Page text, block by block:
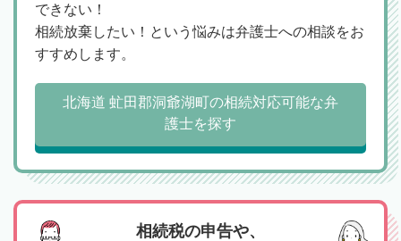
できない！
相続放棄したい！という悩みは弁護士への相談をお
すすめします。
北海道 虻田郡洞爺湖町の相続対応可能な弁
護士を探す
相続税の申告や、